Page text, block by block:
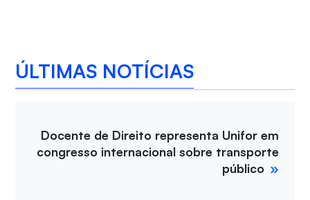
ÚLTIMAS NOTÍCIAS
Docente de Direito representa Unifor em
congresso internacional sobre transporte
público